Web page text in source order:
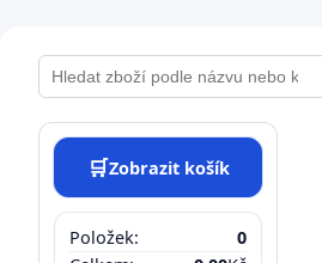
🛒Zobrazit košík
Položek:
0